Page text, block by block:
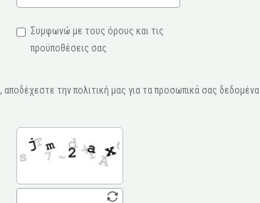
Συμφωνώ με τους όρους και τις
προϋποθέσεις σας
την πολιτική μας για τα προσωπικά σας δεδομένα.